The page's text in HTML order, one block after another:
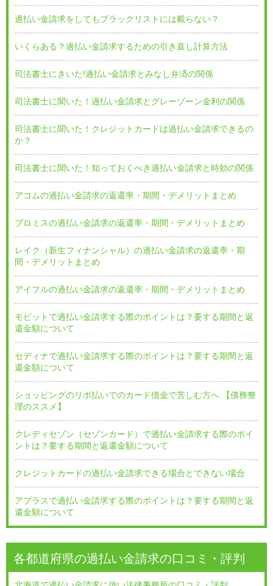
過払い金請求をしてもブラックリストには載らない？
いくらある？過払い金請求するための引き直し計算方法
司法書士にきいた!過払い金請求とみなし弁済の関係
司法書士に聞いた！過払い金請求とグレーゾーン金利の関係
司法書士に聞いた！クレジットカードは過払い金請求できるの
か？
司法書士に聞いた！知っておくべき過払い金請求と時効の関係
アコムの過払い金請求の返還率・期間・デメリットまとめ
プロミスの過払い金請求の返還率・期間・デメリットまとめ
レイク（新生フィナンシャル）の過払い金請求の返還率・期
間・デメリットまとめ
アイフルの過払い金請求の返還率・期間・デメリットまとめ
モビットで過払い金請求する際のポイントは？要する期間と返
還金額について
セディナで過払い金請求する際のポイントは？要する期間と返
還金額について
ショッピングのリボ払いでのカード借金で苦しむ方へ 【債務整
理のススメ】
クレディセゾン（セゾンカード）で過払い金請求する際のポイ
ントは？要する期間と返還金額について
クレジットカードの過払い金請求できる場合とできない場合
アプラスで過払い金請求する際のポイントは？要する期間と返
還金額について
各都道府県の過払い金請求の口コミ・評判